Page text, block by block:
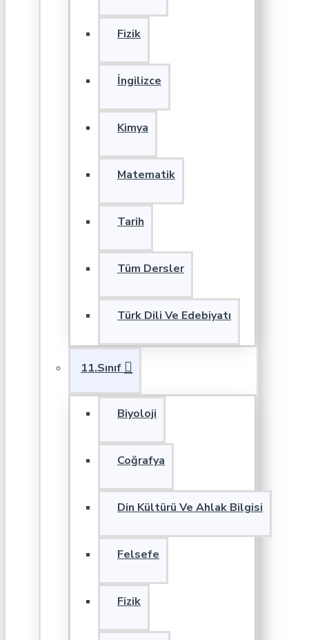
Fizik
İngilizce
Kimya
Matematik
Tarih
Tüm Dersler
Türk Dili Ve Edebiyatı
11.Sınıf
Biyoloji
Coğrafya
Din Kültürü Ve Ahlak Bilgisi
Felsefe
Fizik